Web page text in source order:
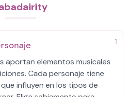
1
aportan elementos musicales
Cada personaje tiene
influyen en los tipos de